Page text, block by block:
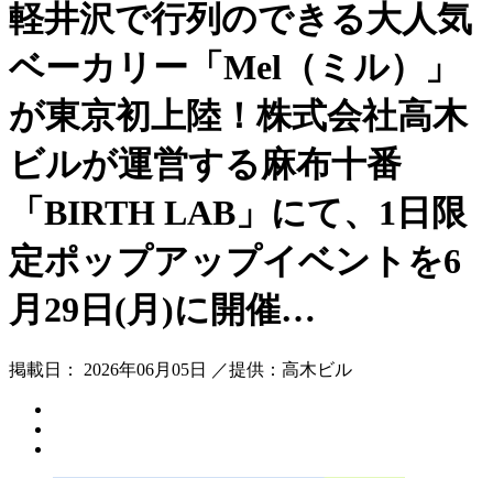
軽井沢で行列のできる大人気
ベーカリー「Mel（ミル）」
が東京初上陸！株式会社高木
ビルが運営する麻布十番
「BIRTH LAB」にて、1日限
定ポップアップイベントを6
月29日(月)に開催…
掲載日： 2026年06月05日 ／提供：高木ビル